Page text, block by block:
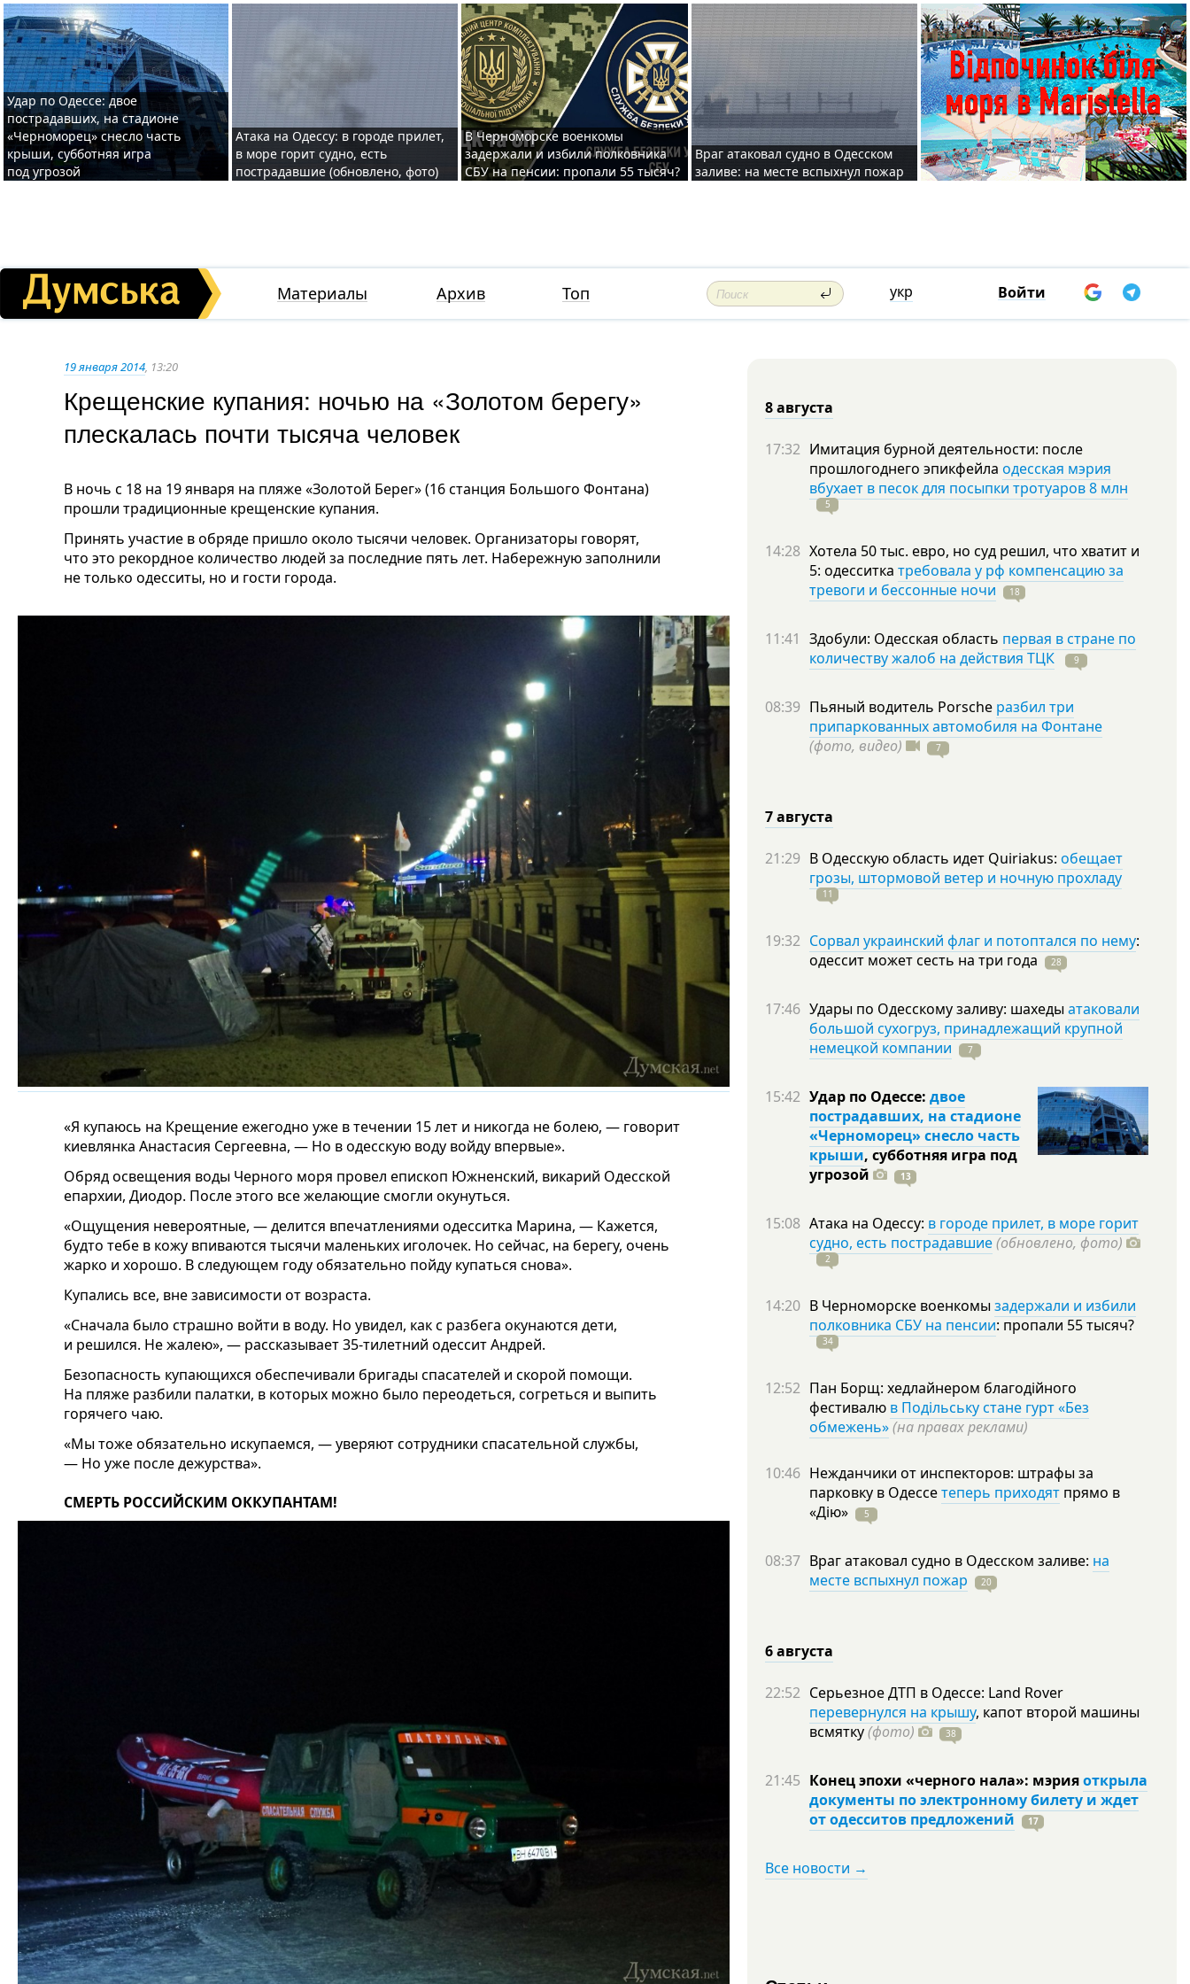
Удар по Одессе: двое
пострадавших, на стадионе
«Черноморец» снесло часть
крыши, субботняя игра
под угрозой
Атака на Одессу: в городе прилет,
в море горит судно, есть
пострадавшие (обновлено, фото)
В Черноморске военкомы
задержали и избили полковника
СБУ на пенсии: пропали 55 тысяч?
Враг атаковал судно в Одесском
заливе: на месте вспыхнул пожар
Материалы Архив Топ укр Войти
19 января 2014, 13:20
Крещенские купания: ночью на «Золотом берегу»
плескалась почти тысяча человек
В ночь с 18 на 19 января на пляже «Золотой Берег» (16 станция Большого Фонтана)
прошли традиционные крещенские купания.
Принять участие в обряде пришло около тысячи человек. Организаторы говорят,
что это рекордное количество людей за последние пять лет. Набережную заполнили
не только одесситы, но и гости города.
«Я купаюсь на Крещение ежегодно уже в течении 15 лет и никогда не болею, — говорит
киевлянка Анастасия Сергеевна, — Но в одесскую воду войду впервые».
Обряд освещения воды Черного моря провел епископ Южненский, викарий Одесской
епархии, Диодор. После этого все желающие смогли окунуться.
«Ощущения невероятные, — делится впечатлениями одесситка Марина, — Кажется,
будто тебе в кожу впиваются тысячи маленьких иголочек. Но сейчас, на берегу, очень
жарко и хорошо. В следующем году обязательно пойду купаться снова».
Купались все, вне зависимости от возраста.
«Сначала было страшно войти в воду. Но увидел, как с разбега окунаются дети,
и решился. Не жалею», — рассказывает 35-тилетний одессит Андрей.
Безопасность купающихся обеспечивали бригады спасателей и скорой помощи.
На пляже разбили палатки, в которых можно было переодеться, согреться и выпить
горячего чаю.
«Мы тоже обязательно искупаемся, — уверяют сотрудники спасательной службы,
— Но уже после дежурства».
СМЕРТЬ РОССИЙСКИМ ОККУПАНТАМ!
8 августа
17:32 Имитация бурной деятельности: после
прошлогоднего эпикфейла одесская мэрия
вбухает в песок для посыпки тротуаров 8 млн
5
14:28 Хотела 50 тыс. евро, но суд решил, что хватит и
5: одесситка требовала у рф компенсацию за
тревоги и бессонные ночи
18
11:41 Здобули: Одесская область первая в стране по
количеству жалоб на действия ТЦК
9
08:39 Пьяный водитель Porsche разбил три
припаркованных автомобиля на Фонтане
(фото, видео)
7
7 августа
21:29 В Одесскую область идет Quiriakus: обещает
грозы, штормовой ветер и ночную прохладу
11
19:32 Сорвал украинский флаг и потоптался по нему:
одессит может сесть на три года 28
17:46 Удары по Одесскому заливу: шахеды атаковали
большой сухогруз, принадлежащий крупной
немецкой компании
7
15:42 Удар по Одессе: двое
пострадавших, на стадионе
«Черноморец» снесло часть
крыши, субботняя игра под
угрозой
13
15:08 Атака на Одессу: в городе прилет, в море горит
судно, есть пострадавшие(обновлено, фото)
2
14:20 В Черноморске военкомы задержали и избили
полковника СБУ на пенсии: пропали 55тысяч?
34
12:52 Пан Борщ: хедлайнером благодійного
фестивалю в Подільську стане гурт «Без
обмежень»(на правах реклами)
10:46 Нежданчики от инспекторов: штрафы за
парковку в Одессетеперь приходят прямо в
«Дію»
5
08:37 Враг атаковал судно в Одесском заливе: на
месте вспыхнул пожар
20
6 августа
22:52 Серьезное ДТП в Одессе: Land Rover
перевернулся на крышу, капот второй машины
всмятку(фото) 38
21:45 Конец эпохи «черного нала»: мэрияоткрыла
документы по электронному билету и ждет
от одесситов предложений
17
Все новости →